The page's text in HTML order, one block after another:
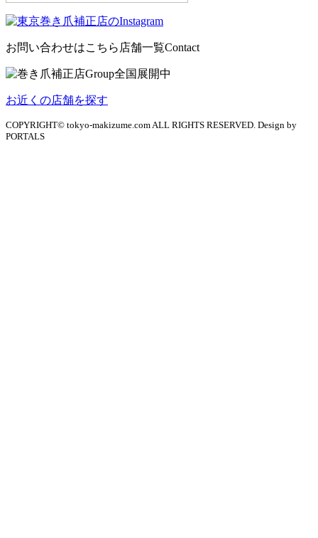
お問い合わせはこちら 店舗一覧Contact
お近くの店舗を探す
COPYRIGHT© tokyo-makizume.com ALL RIGHTS RESERVED. Design by
PORTALS